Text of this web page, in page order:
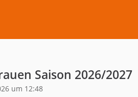
Saison 2026/2027
um 12:48